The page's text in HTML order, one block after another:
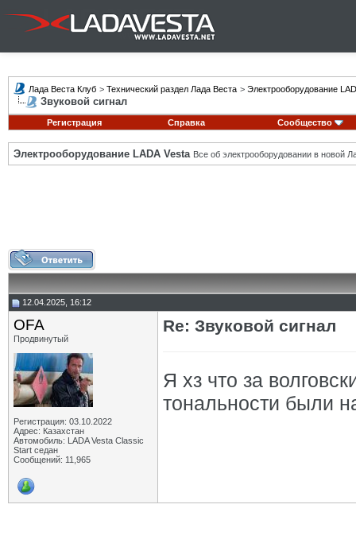
Лада Веста Клуб > Технический раздел Лада Веста > Электрооборудование
Звуковой сигнал
Регистрация Справка Сообщество
Электрооборудование LADA Vesta Все об электрооборудовании в новой
12.04.2025, 16:12
OFA
Продвинутый
Регистрация: 03.10.2022
Адрес: Казахстан
Автомобиль: LADA Vesta Classic
Start седан
Сообщений: 11,965
Re: Звуковой сигнал
Я хз что за
тональности были